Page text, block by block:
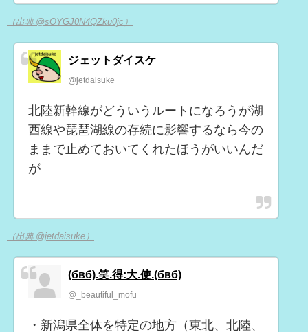
（出典 @sOYGJ0N4QZku0jc）
ジェットダイスケ
@jetdaisuke
北陸新幹線がどういうルートになろうが湖
西線や琵琶湖線の存続に影響するなら今の
ままで止めておいてくれたほうがいいんだ
が
（出典 @jetdaisuke）
(бвб).笑.得:大.使.(бвб)
@_beautiful_mofu
・新潟県全体を特定の地方（東北、北陸、